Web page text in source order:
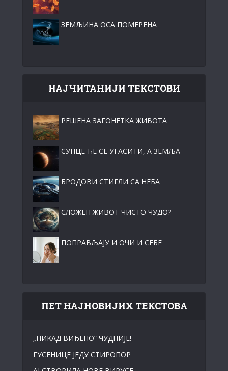
ЗЕМЉИНА ОСА ПОМЕРЕНА
НАЈЧИТАНИЈИ ТЕКСТОВИ
РЕШЕНА ЗАГОНЕТКА ЖИВОТА
СУНЦЕ ЋЕ СЕ УГАСИТИ, А ЗЕМЉА
БРОДОВИ СТИГЛИ СА НЕБА
СЛОЖЕН ЖИВОТ ЧИСТО ЧУДО?
ПОПРАВЉАЈУ И ОЧИ И СЕБЕ
ПЕТ НАЈНОВИЈИХ ТЕКСТОВА
„НИKАД ВИЂЕНО” ЧУДНИЈЕ!
ГУСЕНИЦЕ ЈЕДУ СТИРОПОР